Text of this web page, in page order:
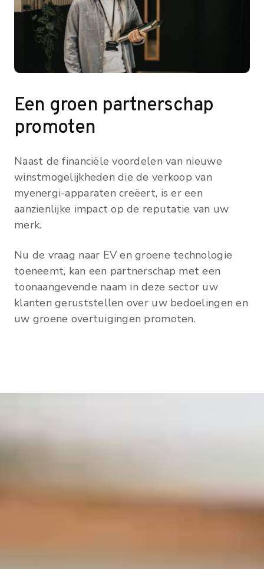
Een groen partnerschap
promoten
Naast de financiële voordelen van nieuwe
winstmogelijkheden die de verkoop van
myenergi-apparaten creëert, is er een
aanzienlijke impact op de reputatie van uw
merk.
Nu de vraag naar EV en groene technologie
toeneemt, kan een partnerschap met een
toonaangevende naam in deze sector uw
klanten geruststellen over uw bedoelingen en
uw groene overtuigingen promoten.